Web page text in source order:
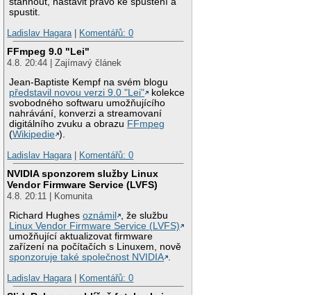
spustit.
Ladislav Hagara| Komentářů: 0
FFmpeg 9.0 "Lei"
4.8. 20:44 | Zajímavý článek
Jean-Baptiste Kempf na svém blogu
představil novou verzi 9.0 "Lei"
kolekce
svobodného softwaru umožňujícího
nahrávání, konverzi a streamovaní
digitálního zvuku a obrazu FFmpeg
(Wikipedie ).
Ladislav Hagara| Komentářů: 0
NVIDIA sponzorem služby Linux
Vendor Firmware Service (LVFS)
4.8. 20:11 | Komunita
Richard Hughesoznámil
, že službu
Linux Vendor Firmware Service (LVFS)
umožňující aktualizovat firmware
zařízení na počítačích s Linuxem, nově
sponzoruje také společnost NVIDIA .
Ladislav Hagara| Komentářů: 0